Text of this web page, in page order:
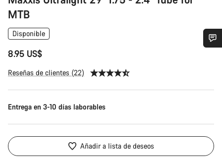
MTB
Disponible
8.95 US$
Reseñas de clientes (22)
Entrega en 3-10 días laborables
Añadir a lista de deseos
¿Necesitas ayuda?
preguntas.
Abrir chat
Cerrar